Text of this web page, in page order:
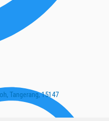
Tangerang, 15147